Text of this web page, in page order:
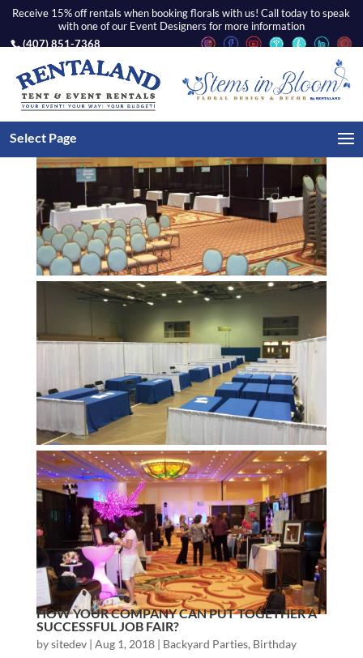
(407) 851-7368
Receive 15% off rentals when booking florals with us! Call today to speak
with one of our Event Designers for more information
Select Page
HOW YOUR COMPANY CAN PUT TOGETHER A
SUCCESSFUL JOB FAIR?
bysitedev| Aug 1, 2018| Backyard Parties, Birthday